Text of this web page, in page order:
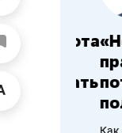
работа «Не